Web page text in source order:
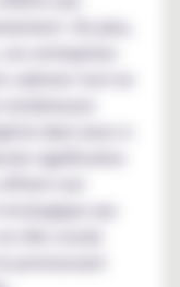
De plus,
entreprises
dans leurs e-
significative
non
aux
rôle crucial